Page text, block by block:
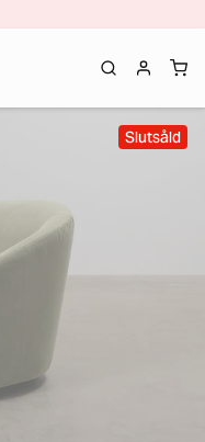
Slutsåld